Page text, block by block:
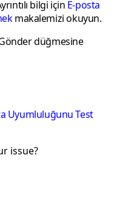
bilgi için E-posta
makalemizi okuyun.
düğmesine
Uyumluluğunu Test
issue?